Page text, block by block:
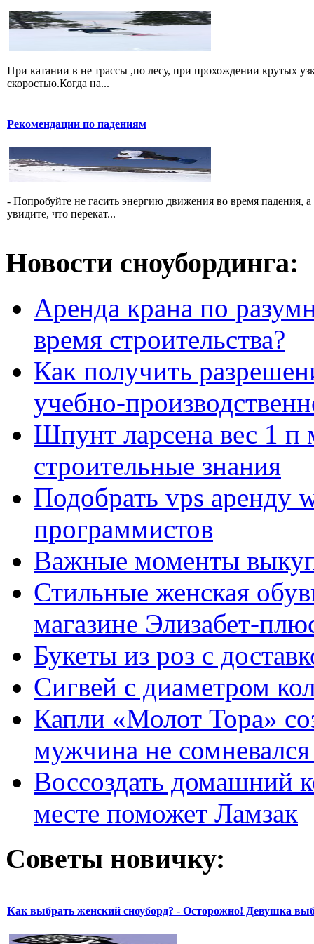
При катании в не трассы ,по лесу, при прохождении крутых
скоростью.Когда на...
Рекомендации по падениям
- Попробуйте не гасить энергию движения во время падения,
увидите, что перекат...
Новости сноубординга:
Аренда крана по
время строительства?
Как получить
учебно-
Шпунт ларсена вес 1 п
строительные знания
Подобрать vps аренду
программистов
Важные моменты
Стильные женская
магазине Элизабет-
Букеты из роз с
Сигвей с диаметром
Капли «Молот Тора»
мужчина не
Воссоздать домашний
месте поможет Ламзак
Советы новичку:
Как выбрать женский сноуборд? - Осторожно! Девушка